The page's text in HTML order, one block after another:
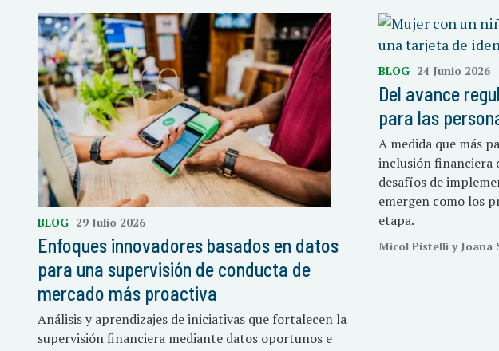
BLOG 29 Julio 2026
Enfoques innovadores basados en datos
para una supervisión de conducta de
mercado más proactiva
Análisis y aprendizajes de iniciativas que fortalecen la
supervisión financiera mediante datos oportunos e
BLOG 24 Junio 2026
Del avance
para las
A medida que más
inclusión financiera
desafíos de
emergen como los
etapa.
Micol Pistelli y Joana